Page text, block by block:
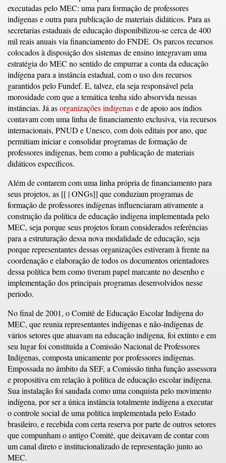
executadas pelo MEC: uma para formação de professores
indígenas e outra para publicação de materiais didáticos. Para as
secretarias estaduais de educação disponibilizou-se cerca de 400
mil reais anuais via financiamento do FNDE. Os parcos recursos
colocados à disposição dos sistemas de ensino integravam uma
estratégia do MEC no sentido de empurrar a conta da educação
indígena para a instância estadual, com o uso dos recursos
garantidos pelo Fundef. E, talvez, ela seja responsável pela
morosidade com que a temática tenha sido absorvida nessas
instâncias. Já asorganizações indígenase de apoio aos índios
contavam com uma linha de financiamento exclusiva, via recursos
internacionais, PNUD e Unesco, com dois editais por ano, que
permitiam iniciar e consolidar programas de formação de
professores indígenas, bem como a publicação de materiais
didáticos específicos.
Além de contarem com uma linha própria de financiamento para
seus projetos, as [[ | ONGs]] que conduziam programas de
formação de professores indígenas influenciaram ativamente a
construção da política de educação indígena implementada pelo
MEC, seja porque seus projetos foram considerados referências
para a estruturação dessa nova modalidade de educação, seja
porque representantes dessas organizações estiveram à frente na
coordenação e elaboração de todos os documentos orientadores
dessa política bem como tiveram papel marcante no desenho e
implementação dos principais programas desenvolvidos nesse
período.
No final de 2001, o Comitê de Educação Escolar Indígena do
MEC, que reunia representantes indígenas e não-indígenas de
vários setores que atuavam na educação indígena, foi extinto e em
seu lugar foi constituída a Comissão Nacional de Professores
Indígenas, composta unicamente por professores indígenas.
Empossada no âmbito da SEF, a Comissão tinha função assessora
e propositiva em relação à política de educação escolar indígena.
Sua instalação foi saudada como uma conquista pelo movimento
indígena, por ser a única instância totalmente indígena a executar
o controle social de uma política implementada pelo Estado
brasileiro, e recebida com certa reserva por parte de outros setores
que compunham o antigo Comitê, que deixavam de contar com
um canal direto e institucionalizado de representação junto ao
MEC.